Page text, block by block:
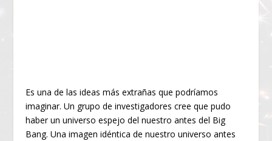
Es una de las ideas más extrañas que podríamos
imaginar. Un grupo de investigadores cree que pudo
haber un universo espejo del nuestro antes del Big
Bang. Una imagen idéntica de nuestro universo antes